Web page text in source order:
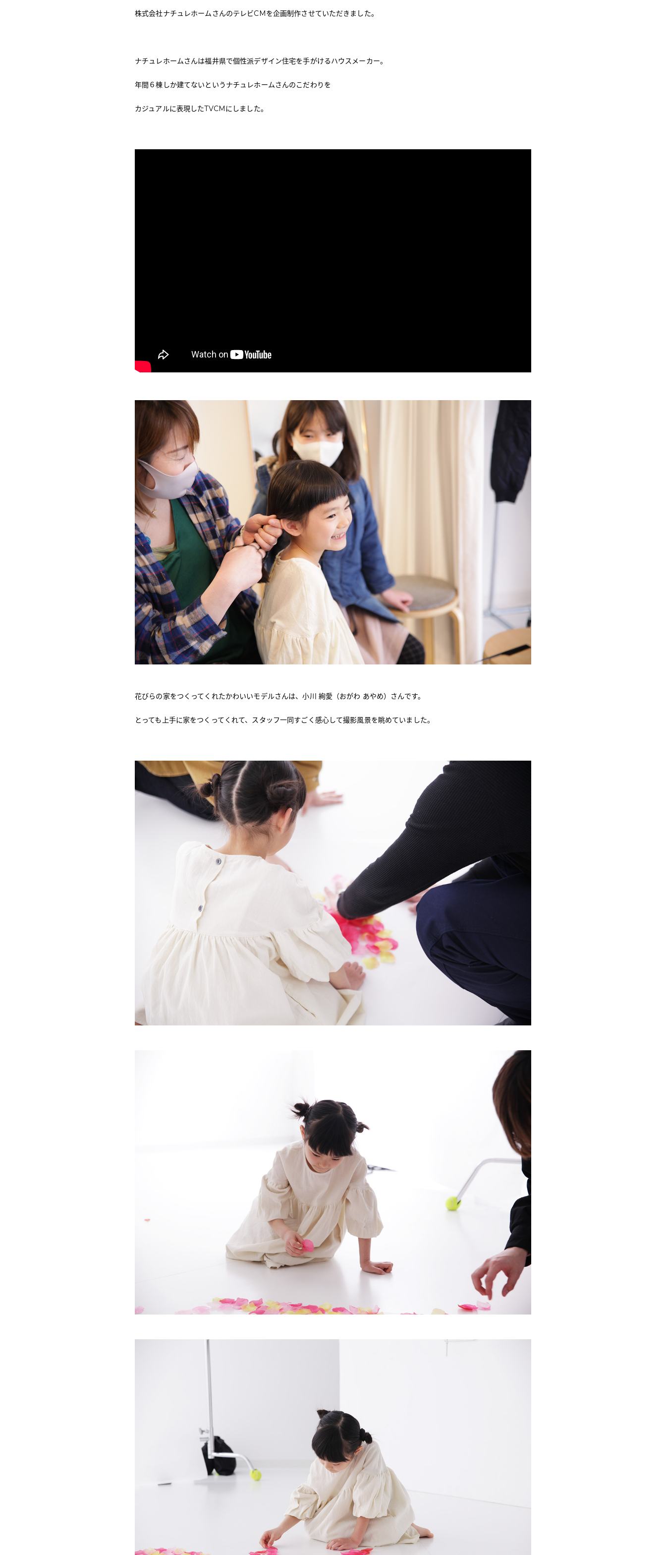
株式会社ナチュレホームさんのテレビCMを企画制作させていただきました。
ナチュレホームさんは福井県で個性派デザイン住宅を手がけるハウスメーカー。
年間６棟しか建てないというナチュレホームさんのこだわりを
カジュアルに表現したTVCMにしました。
花びらの家をつくってくれたかわいいモデルさんは、小川 絢愛 （おがわ あやめ）さんです。
とっても上手に家をつくってくれて、スタッフ一同すごく感心して撮影風景を眺めていました。